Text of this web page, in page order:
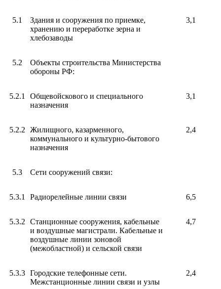
5.1
Здания и сооружения по приемке,
хранению и переработке зерна и
хлебозаводы
3,1
5.2
Объекты строительства Министерства
обороны РФ:
5.2.1
Общевойскового и специального
назначения
3,1
5.2.2
Жилищного, казарменного,
коммунального и культурно-бытового
назначения
2,4
5.3 Сети сооружений связи:
5.3.1 Радиорелейные линии связи 6,5
5.3.2
Станционные сооружения, кабельные
и воздушные магистрали. Кабельные и
воздушные линии зоновой
(межобластной) и сельской связи
4,7
5.3.3
Городские телефонные сети.
Межстанционные линии связи и узлы
2,4